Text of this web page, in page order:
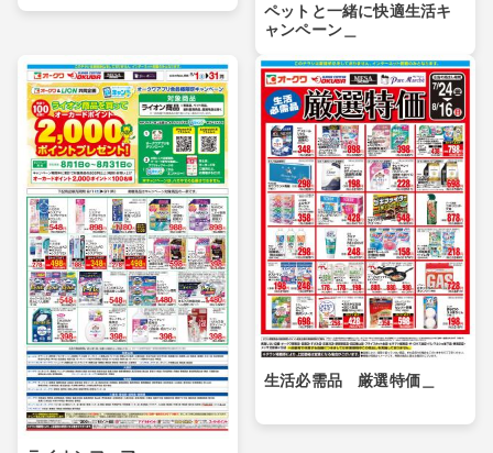
ペットと一緒に快適生活キ
ャンペーン＿
生活必需品 厳選特価＿